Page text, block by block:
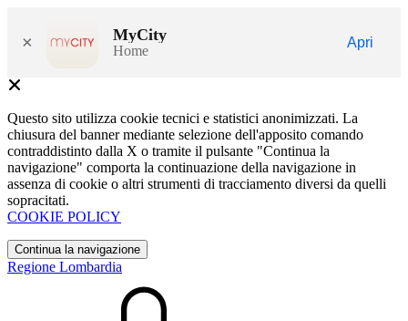
× MyCity
Home
Apri
Questo sito utilizza cookie tecnici e statistici anonimizzati. La
chiusura del banner mediante selezione dell'apposito comando
contraddistinto dalla X o tramite il pulsante "Continua la
navigazione" comporta la continuazione della navigazione in
assenza di cookie o altri strumenti di tracciamento diversi da quelli
sopracitati.
COOKIE POLICY
Continua la navigazione
Regione Lombardia